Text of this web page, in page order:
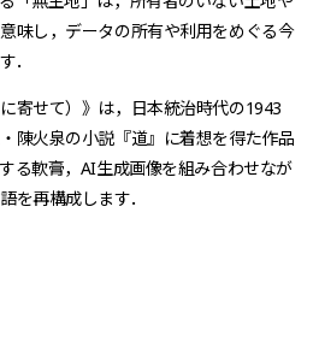
味し，データの所有や利用をめぐる今
．
寄せて）》は，日本統治時代の1943
陳火泉の小説『道』に着想を得た作品
る軟膏，AI生成画像を組み合わせなが
を再構成します．